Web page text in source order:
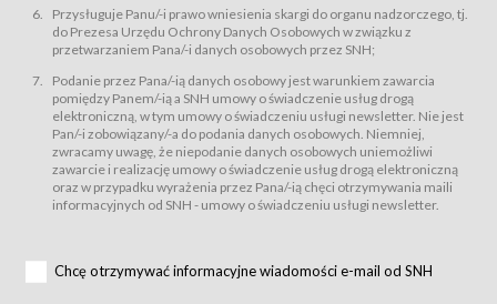
dnia 18 lipca 2002 r. o świadczeniu usług drogą elektroniczną (Dz.U. z 2002
r., Nr 144, poz. 1204, z późń. zm.). Usługi świadczone są nieodpłatnie.
Na zasadach określonych w Regulaminie dostęp do Serwisu jest otwarty dla
Usługobiorca przed rozpoczęciem korzystania z Serwisu jest zobowiązany
zapoznać się z Regulaminem. Założenie konta w Serwisie oraz zamówienie
usługi newsletter za pośrednictwem przeznaczonego do tego formularza
zamieszczonego na stronach Serwisu dostępnych dla wszystkich
Usługobiorców wymaga akceptacji postanowień Regulaminu.
Usługobiorca zobowiązany jest do przestrzegania postanowień Regulaminu
od chwili rozpoczęcia korzystania z Serwisu.
Regulamin jest udostępniony Usługobiorcom nieodpłatnie za
Warunki techniczne korzystania z Usług
Przysługuje Panu/-i prawo wniesienia skargi do organu nadzorczego, tj.
do Prezesa Urzędu Ochrony Danych Osobowych w związku z
przetwarzaniem Pana/-i danych osobowych przez SNH;
Podanie przez Pana/-ią danych osobowy jest warunkiem zawarcia
pomiędzy Panem/-ią a SNH umowy o świadczenie usług drogą
elektroniczną, w tym umowy o świadczeniu usługi newsletter. Nie jest
Pan/-i zobowiązany/-a do podania danych osobowych. Niemniej,
zwracamy uwagę, że niepodanie danych osobowych uniemożliwi
zawarcie i realizację umowy o świadczenie usług drogą elektroniczną
oraz w przypadku wyrażenia przez Pana/-ią chęci otrzymywania maili
informacyjnych od SNH - umowy o świadczeniu usługi newsletter.
Chcę otrzymywać informacyjne wiadomości e-mail od SNH